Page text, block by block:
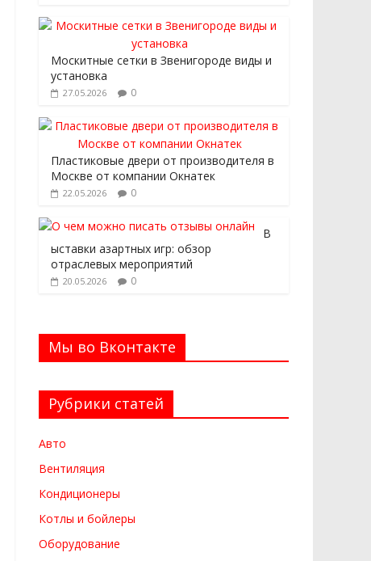
Москитные сетки в Звенигороде виды и
установка
27.05.2026 0
Пластиковые двери от производителя в
Москве от компании Окнатек
22.05.2026 0
В
ыставки азартных игр: обзор
отраслевых мероприятий
20.05.2026 0
Мы во Вконтакте
Рубрики статей
Авто
Вентиляция
Кондиционеры
Котлы и бойлеры
Оборудование